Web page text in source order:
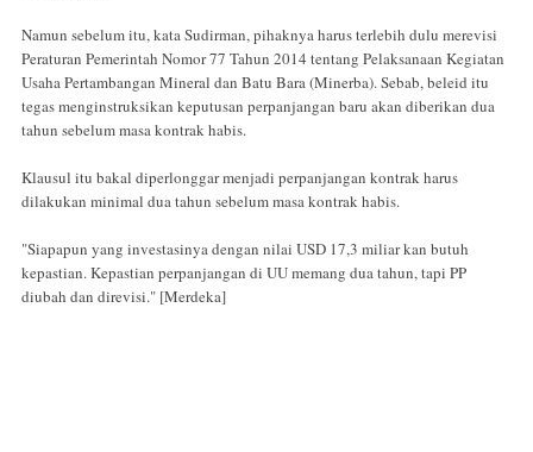
Namun sebelum itu, kata Sudirman, pihaknya harus terlebih dulu merevisi
Peraturan Pemerintah Nomor 77 Tahun 2014 tentang Pelaksanaan Kegiatan
Usaha Pertambangan Mineral dan Batu Bara (Minerba). Sebab, beleid itu
tegas menginstruksikan keputusan perpanjangan baru akan diberikan dua
tahun sebelum masa kontrak habis.
Klausul itu bakal diperlonggar menjadi perpanjangan kontrak harus
dilakukan minimal dua tahun sebelum masa kontrak habis.
"Siapapun yang investasinya dengan nilai USD 17,3 miliar kan butuh
kepastian. Kepastian perpanjangan di UU memang dua tahun, tapi PP
diubah dan direvisi." [Merdeka]